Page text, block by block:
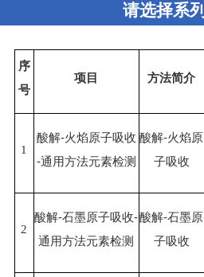
请选择系列
序
号
项目 方法简介
1
酸解-火焰原子吸收
-通用方法元素检测
酸解-火焰原
子吸收
2
酸解-石墨原子吸收-
通用方法元素检测
酸解-石墨原
子吸收